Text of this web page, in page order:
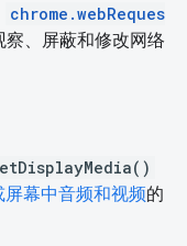
chrome.webReques
察、屏蔽和修改网络
幕中音频和视频的